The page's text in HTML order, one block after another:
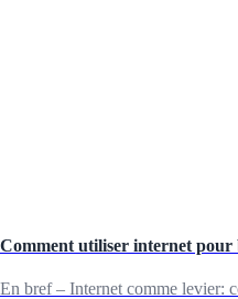
Comment utiliser internet
En bref – Internet comme levier: